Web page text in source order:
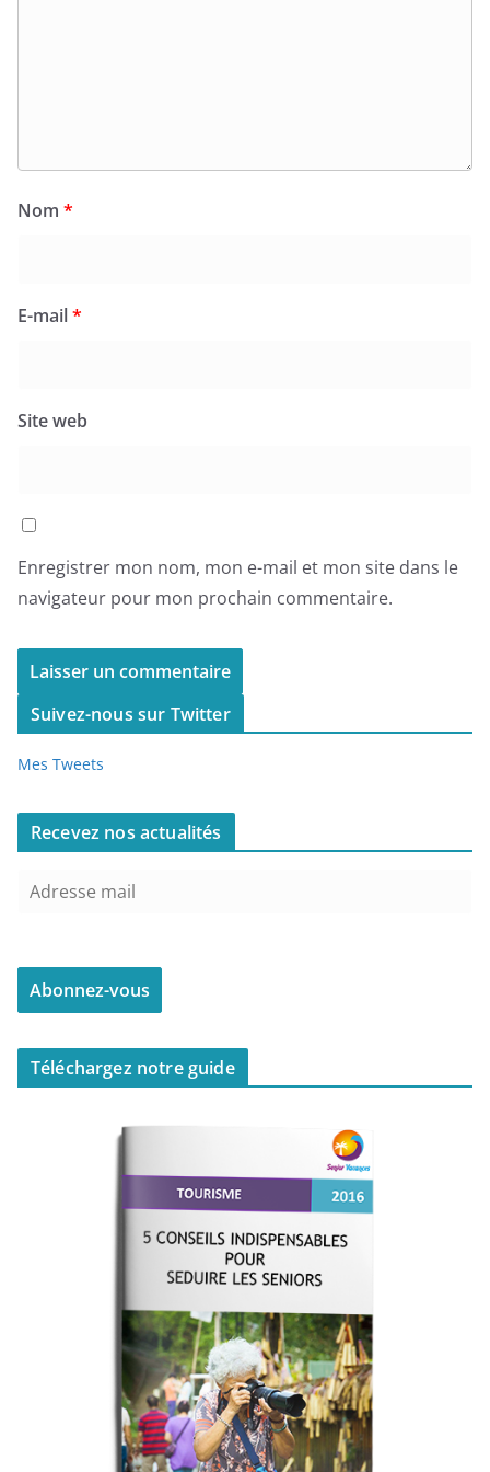
Nom *
E-mail*
Site web
Enregistrer mon nom, mon e-mail et mon site dans le
navigateur pour mon prochain commentaire.
Suivez-nous sur Twitter
Mes Tweets
Recevez nos actualités
Téléchargez notre guide